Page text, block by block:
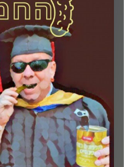
קרדיט תמונות:AudioVersity